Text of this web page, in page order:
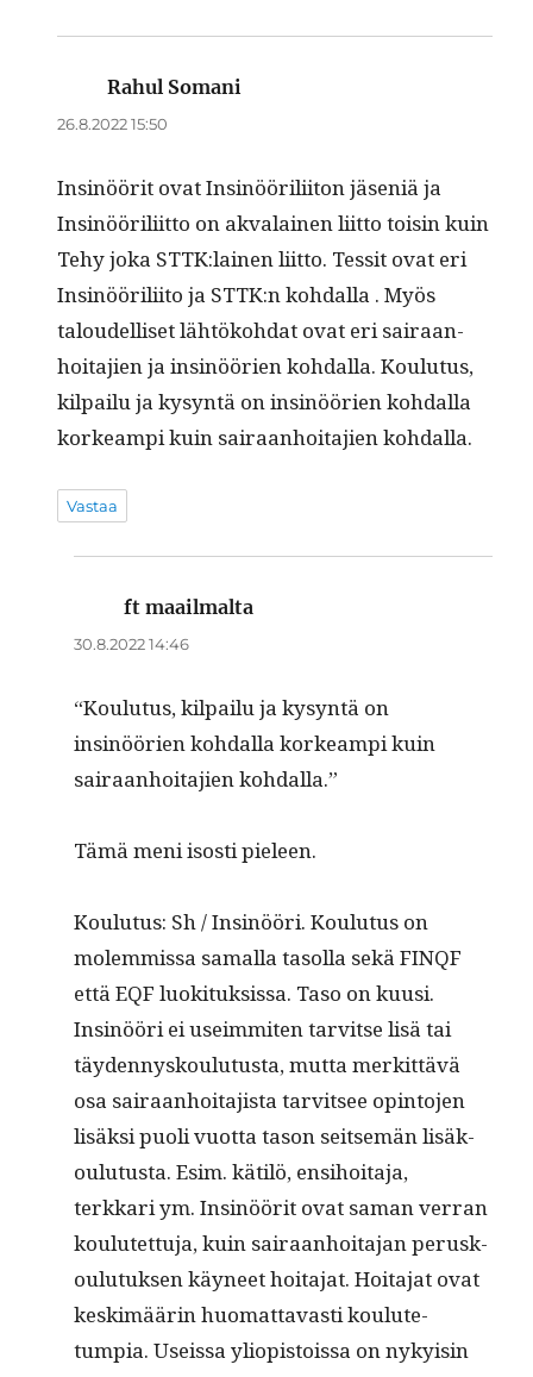
Rahul Somani
26.8.2022 15:50
Insinöörit ovat Insinöörili­iton jäseniä ja
Insinöörili­it­to on akvalainen liit­to toisin kuin
Tehy joka STTK:lainen liit­to. Tes­sit ovat eri
Insinöörili­ito ja STTK:n kohdal­la . Myös
taloudel­liset lähtöko­h­dat ovat eri sairaan­
hoita­jien ja insinöörien kohdal­la. Koulu­tus,
kil­pailu ja kysyn­tä on insinöörien kohdal­la
korkeampi kuin sairaan­hoita­jien kohdalla.
Vastaa
ft maailmalta
30.8.2022 14:46
“Koulu­tus, kil­pailu ja kysyn­tä on
insinöörien kohdal­la korkeampi kuin
sairaan­hoita­jien kohdalla.”
Tämä meni isosti pieleen.
Koulu­tus: Sh / Insinööri. Koulu­tus on
molem­mis­sa samal­la tasol­la sekä FINQF
että EQF luok­i­tuk­sis­sa. Taso on kuusi.
Insinööri ei useim­miten tarvitse lisä tai
täy­den­nysk­oulu­tus­ta, mut­ta merkit­tävä
osa sairaan­hoita­jista tarvit­see opin­to­jen
lisäk­si puoli vuot­ta tason seit­semän lisäk­
oulu­tus­ta. Esim. kätilö, ensi­hoita­ja,
terkkari ym. Insinöörit ovat saman ver­ran
koulutet­tu­ja, kuin sairaan­hoita­jan perusk­
oulu­tuk­sen käyneet hoita­jat. Hoita­jat ovat
keskimäärin huo­mat­tavasti koulute­
tumpia. Useis­sa yliopis­tois­sa on nyky­isin